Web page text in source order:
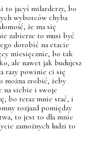
to jacyś milarderzy, bo
wyborców chyba
że ma się
zabierze to musi być
dorobić na etacie
miesięcznie, bo tak
ale nawet jak budujesz
razy powinie ci się
można zrobić, żeby
na siebie i swoje
bo teraz mnie stać, i
rozjazd pomiędzy
to jest to dla mnie
zamożnych ludzi to